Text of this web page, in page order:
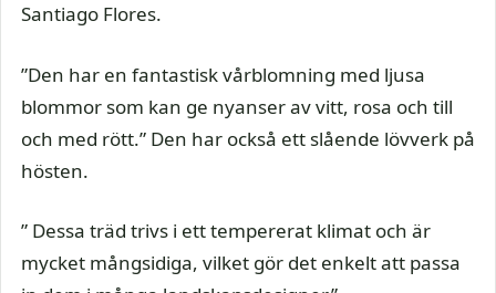
Santiago Flores.
”Den har en fantastisk vårblomning med ljusa
blommor som kan ge nyanser av vitt, rosa och till
och med rött.” Den har också ett slående lövverk på
hösten.
” Dessa träd trivs i ett tempererat klimat och är
mycket mångsidiga, vilket gör det enkelt att passa